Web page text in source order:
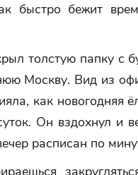
быстро бежит
толстую папку с
Москву. Вид из
как новогодняя
Он вздохнул и
расписан по